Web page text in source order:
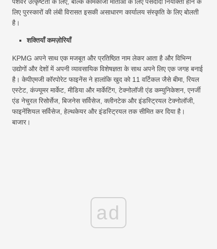
लिए पुरस्कारों की लंबी विरासत इसकी असाधारण कार्यालय संस्कृति के लिए बोलती
है।
शक्तियाँ कमज़ोरियाँ
KPMG अपने साथ एक मजबूत और प्रतिष्ठित नाम लेकर आता है और विभिन्न
उद्योगों और देशों में अपनी व्यावसायिक विशेषज्ञता के साथ अपने लिए एक जगह बनाई
है। केपीएमजी कॉरपोरेट फाइनेंस ने हालांकि खुद को 11 वर्टिकल जैसे बीमा, रियल
एस्टेट, कंज्यूमर मार्केट, मीडिया और मार्केटिंग, टेक्नोलॉजी एंड कम्युनिकेशन, एनर्जी
एंड नेचुरल रिसोर्सेज, बिजनेस सर्विसेज, क्लीनटेक और इंडस्ट्रियल टेक्नोलॉजी,
फाइनेंशियल सर्विसेज, हेल्थकेयर और इंडस्ट्रियल तक सीमित कर दिया है।
बाजार।
ad